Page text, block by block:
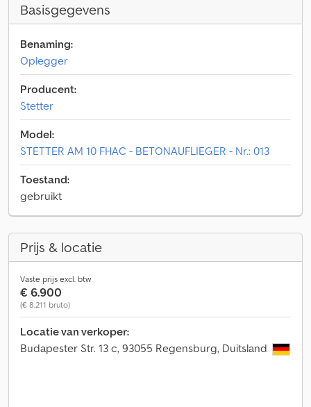
Basisgegevens
Benaming:
Oplegger
Producent:
Stetter
Model:
STETTER AM 10 FHAC - BETONAUFLIEGER - Nr.: 013
Toestand:
gebruikt
Prijs & locatie
Vaste prijs excl. btw
€ 6.900
(€ 8.211 bruto)
Locatie van verkoper:
Budapester Str. 13 c, 93055 Regensburg, Duitsland